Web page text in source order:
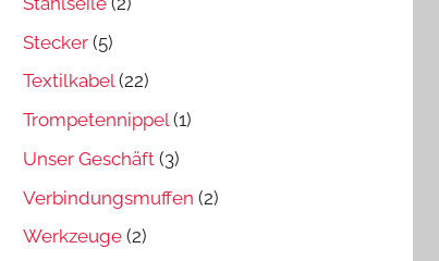
Stecker (5)
Textilkabel(22)
Trompetennippel(1)
Unser Geschäft (3)
Verbindungsmuffen (2)
Werkzeuge (2)